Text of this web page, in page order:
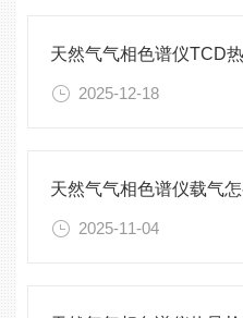
2025-12-18
天然气气相色谱仪载气
2025-11-04